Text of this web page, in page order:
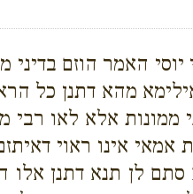
האמר הוזם
מהא דתנן כל הראוי
ממונות אלא לאו רבי
אינו ראוי
לן תנא דתנן אלו